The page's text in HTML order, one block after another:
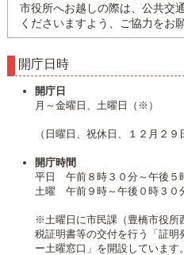
市役所へお越しの際は、公共交
くださいますよう、ご協力をお
開庁日時
開庁日
月～金曜日、土曜日（※）
（日曜日、祝休日、１２月２９
開庁時間
平日 午前８時３０分～午後５
土曜 午前９時～午後０時３０
※土曜日に市民課（豊橋市役所
税証明書等の交付を行う「証
ー土曜窓口」を開設しています